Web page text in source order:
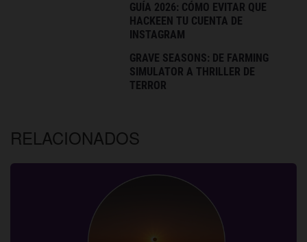
GUÍA 2026: CÓMO EVITAR QUE
HACKEEN TU CUENTA DE
INSTAGRAM
GRAVE SEASONS: DE FARMING
SIMULATOR A THRILLER DE
TERROR
RELACIONADOS